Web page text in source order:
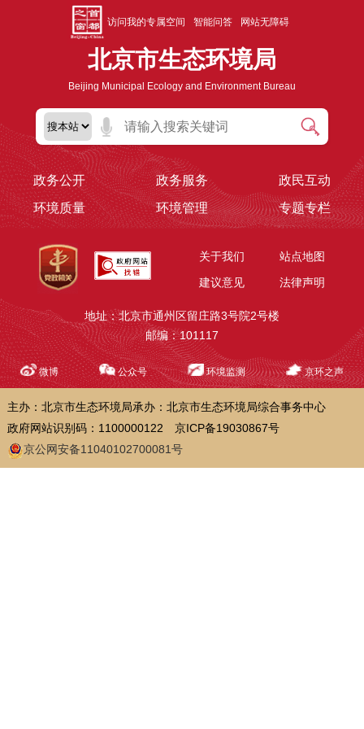
访问我的专属空间 智能问答 网站无障碍
北京市生态环境局
Beijing Municipal Ecology and Environment Bureau
政务公开 政务服务
政民互动
环境质量
环境管理 专题专栏
关于我们
站点地图
建议意见
法律声明
地址：北京市通州区留庄路3号院2号楼
邮编：101117
微博 公众号 环境监测 京环之声
主办：北京市生态环境局承办：北京市生态环境局综合事务中心
政府网站识别码：1100000122
京ICP备19030867号
京公网安备11040102700081号